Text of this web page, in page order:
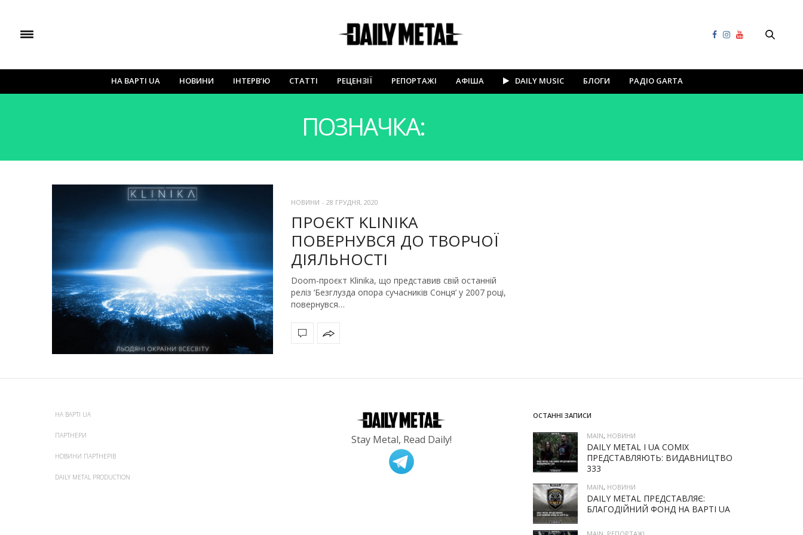
НА ВАРТІ UA НОВИНИ ІНТЕРВ’Ю СТАТТІ РЕЦЕНЗІЇ РЕПОРТАЖІ АФІША DAILY MUSIC БЛОГИ РАДІО GARTA
ПОЗНАЧКА:
НОВИНИ - 28 ГРУДНЯ, 2020
ПРОЄКТ KLINIKA
ПОВЕРНУВСЯ ДО ТВОРЧОЇ
ДІЯЛЬНОСТІ
Doom-проєкт Klinika, що представив свій останній
реліз ‘Безглузда опора сучасників Сонця’ у 2007 році,
повернувся…
НА ВАРТІ UA
ПАРТНЕРИ
НОВИНИ ПАРТНЕРІВ
DAILY METAL PRODUCTION
Stay Metal, Read Daily!
ОСТАННІ ЗАПИСИ
MAIN, НОВИНИ
DAILY METAL І UA COMIX
ПРЕДСТАВЛЯЮТЬ: ВИДАВНИЦТВО
333
MAIN, НОВИНИ
DAILY METAL ПРЕДСТАВЛЯЄ:
БЛАГОДІЙНИЙ ФОНД НА ВАРТІ UA